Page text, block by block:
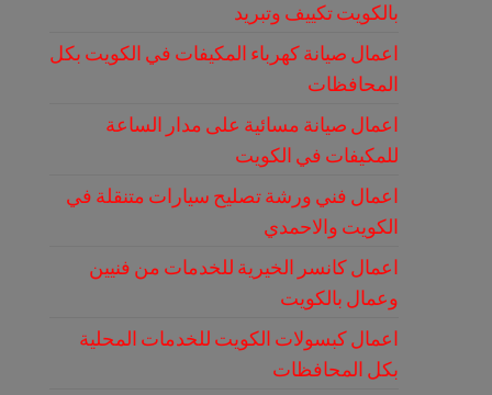
بالكويت تكييف وتبريد
اعمال صيانة كهرباء المكيفات في الكويت بكل
المحافظات
اعمال صيانة مسائية على مدار الساعة
للمكيفات في الكويت
اعمال فني ورشة تصليح سيارات متنقلة في
الكويت والاحمدي
اعمال كانسر الخيرية للخدمات من فنيين
وعمال بالكويت
اعمال كبسولات الكويت للخدمات المحلية
بكل المحافظات